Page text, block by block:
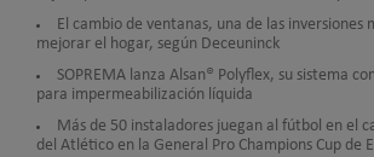
El cambio de ventanas, una de las inversiones
mejorar el hogar, según Deceuninck
SOPREMA lanza Alsan® Polyflex, su sistema
para impermeabilización líquida
Más de 50 instaladores juegan al fútbol en el
del Atlético en la General Pro Champions Cup de